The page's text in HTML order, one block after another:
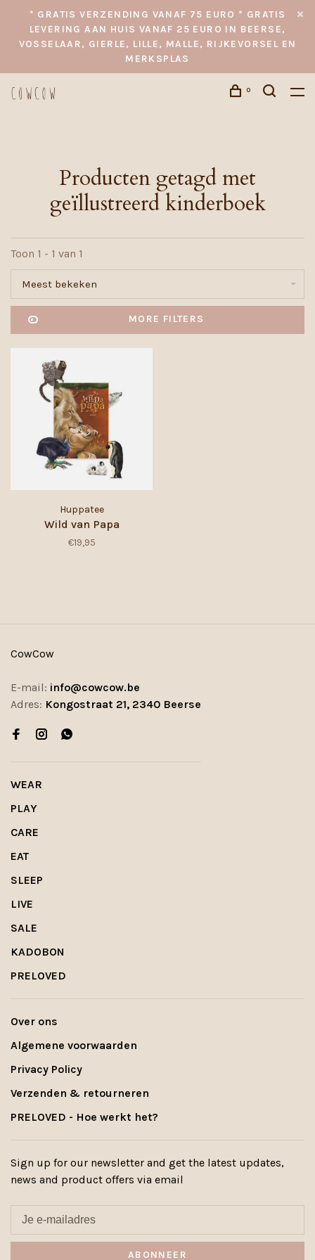
* GRATIS VERZENDING VANAF 75 EURO * GRATIS
LEVERING AAN HUIS VANAF 25 EURO IN BEERSE,
VOSSELAAR, GIERLE, LILLE, MALLE, RIJKEVORSEL EN
MERKSPLAS
0
Producten getagd met
geïllustreerd kinderboek
Toon 1 - 1 van 1
Meest bekeken
MORE FILTERS
Huppatee
Wild van Papa
€19,95
CowCow
E-mail: info@cowcow.be
Adres: Kongostraat 21, 2340 Beerse
WEAR
PLAY
CARE
EAT
SLEEP
LIVE
SALE
KADOBON
PRELOVED
Over ons
Algemene voorwaarden
Privacy Policy
Verzenden & retourneren
PRELOVED - Hoe werkt het?
Sign up for our newsletter and get the latest updates,
news and product offers via email
ABONNEER